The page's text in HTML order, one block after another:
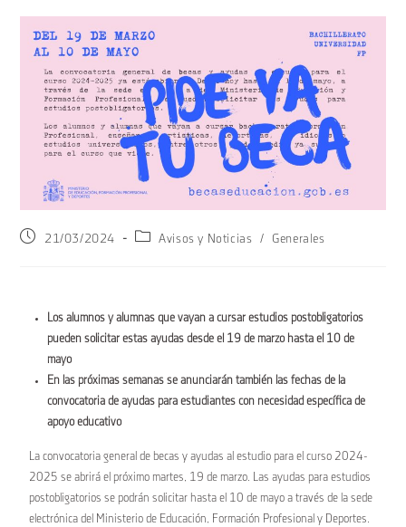
21/03/2024 Avisos y Noticias / Generales
Los alumnos y alumnas que vayan a cursar estudios postobligatorios
pueden solicitar estas ayudas desde el 19 de marzo hasta el 10 de
mayo
En las próximas semanas se anunciarán también las fechas de la
convocatoria de ayudas para estudiantes con necesidad específica de
apoyo educativo
La convocatoria general de becas y ayudas al estudio para el curso 2024-
2025 se abrirá el próximo martes, 19 de marzo. Las ayudas para estudios
postobligatorios se podrán solicitar hasta el 10 de mayo a través de la sede
electrónica del Ministerio de Educación, Formación Profesional y Deportes.